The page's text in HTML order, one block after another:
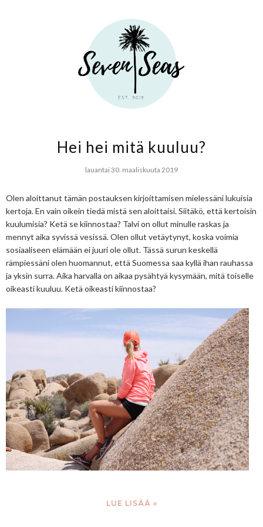
Hei hei mitä kuuluu?
lauantai 30. maaliskuuta 2019
Olen aloittanut tämän postauksen kirjoittamisen mielessäni lukuisia
kertoja. En vain oikein tiedä mistä sen aloittaisi. Siitäkö, että kertoisin
kuulumisia? Ketä se kiinnostaa? Talvi on ollut minulle raskas ja
mennyt aika syvissä vesissä. Olen ollut vetäytynyt, koska voimia
sosiaaliseen elämään ei juuri ole ollut. Tässä surun keskellä
rämpiessäni olen huomannut, että Suomessa saa kyllä ihan rauhassa
ja yksin surra. Aika harvalla on aikaa pysähtyä kysymään, mitä toiselle
oikeasti kuuluu. Ketä oikeasti kiinnostaa?
LUE LISÄÄ »